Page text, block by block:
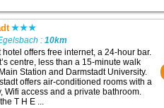
:10km
hotel offers free internet, a 24-hour bar.
centre, less than a 15-minute walk
Station and Darmstadt University.
offers air-conditioned rooms with a
Wifi access and a private bathroom.
T H E ...